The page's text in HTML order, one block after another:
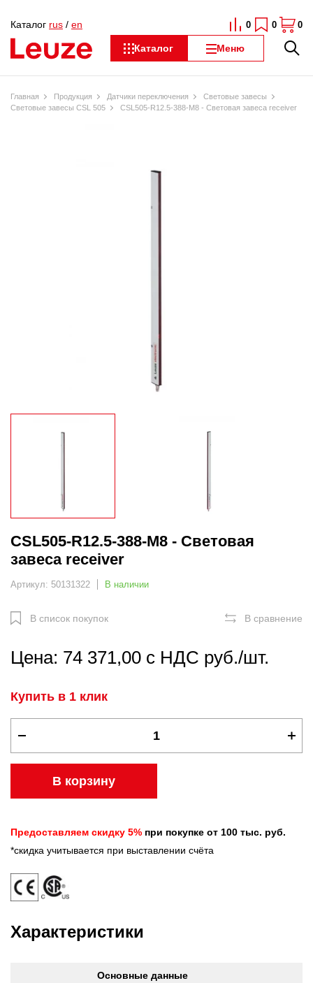
Каталог Меню
Каталог rus / en 0 0 0
Главная Продукция Датчики переключения
Световые завесы
Световые завесы CSL 505
CSL505-R12.5-388-M8 - Световая завеса receiver
CSL505-R12.5-388-M8 - Световая
завеса receiver
Артикул: 50131322 В наличии
В список покупок В сравнение
Цена: 74 371,00 с НДС руб./шт.
Купить в 1 клик
В корзину
Предоставляем скидку 5% при покупке от 100 тыс. руб.
*скидка учитывается при выставлении счёта
Характеристики
Основные данные